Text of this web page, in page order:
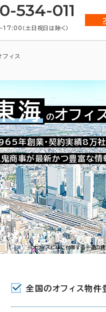
534-011
（土日祝日は除く）
フィス
お問い合わせ番号：
6-8-4
( 名鉄名古屋本線･西尾線 )
海 のオフィ
年創業・契約実績8万
鬼商事が最新かつ豊富な情
※オフィスビルに付帯する一連の
全国のオフィス物件